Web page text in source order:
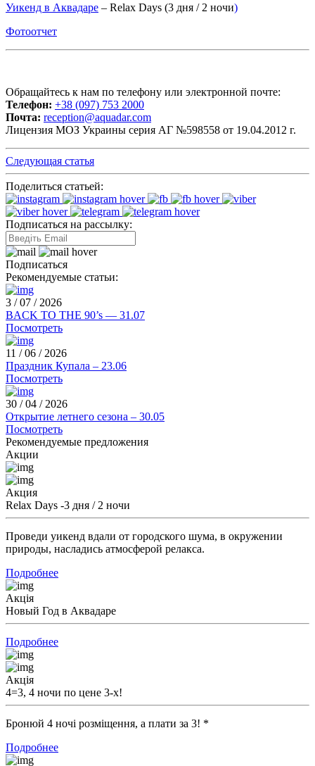
Уикенд в Аквадаре – Relax Days (3 дня / 2 ночи)
Фотоотчет
Обращайтесь к нам по телефону или электронной почте:
Телефон: +38 (097) 753 2000
Почта: reception@aquadar.com
Лицензия МОЗ Украины серия АГ №598558 от 19.04.2012 г.
Следующая статья
Поделиться статьей:
Подписаться на рассылку:
Подписаться
Рекомендуемые статьи:
3 / 07 / 2026
BACK TO THE 90’s — 31.07
Посмотреть
11 / 06 / 2026
Праздник Купала – 23.06
Посмотреть
30 / 04 / 2026
Открытие летнего сезона – 30.05
Посмотреть
Рекомендуемые предложения
Акции
Акция
Relax Days -3 дня / 2 ночи
Проведи уикенд вдали от городского шума, в окружении
природы, насладись атмосферой релакса.
Подробнее
Акція
Новый Год в Аквадаре
Подробнее
Акція
4=3, 4 ночи по цене 3-х!
Бронюй 4 ночі розміщення, а плати за 3! *
Подробнее